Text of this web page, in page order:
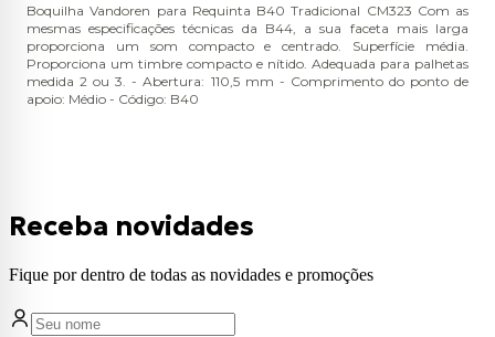
Boquilha Vandoren para Requinta B40 Tradicional CM323 Com as
mesmas especificações técnicas da B44, a sua faceta mais larga
proporciona um som compacto e centrado. Superfície média.
Proporciona um timbre compacto e nítido. Adequada para palhetas
medida 2 ou 3. - Abertura: 110,5 mm - Comprimento do ponto de
apoio: Médio - Código: B40
Receba novidades
Fique por dentro de todas as novidades e promoções